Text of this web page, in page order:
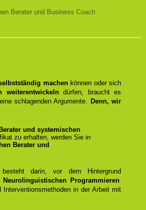
Berater und Business Coach
machenkönnen oder sich
weiterentwickelndürfen, braucht es
schlagenden Argumente. Denn, wir
und systemischen
zu erhalten, werden Sie in
Berater und
darin, vor dem Hintergrund
Programmieren
in der Arbeit mit